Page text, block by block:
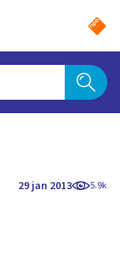
29 jan 2013 5.9k